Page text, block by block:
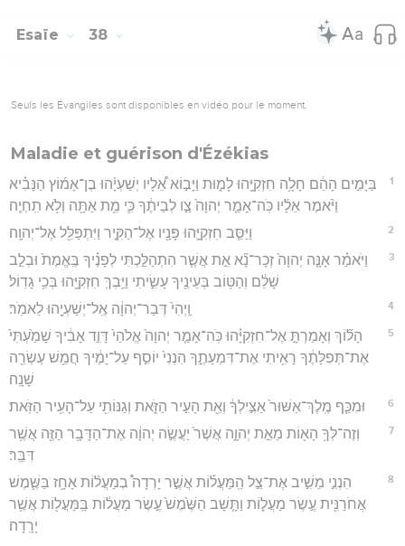
Esaïe 38
Seuls les Évangiles sont disponibles en vidéo pour le moment.
Maladie et guérison d'Ézékias
1
בַּיָּמִ֣ים הָהֵ֔ם חָלָ֥ה חִזְקִיָּ֖הוּ לָמ֑וּת וַיָּב֣וֹא אֵ֠לָיו יְשַׁעְיָ֨הוּ בֶן־אָמ֜וֹץ הַנָּבִ֗יא
וַיֹּ֨אמֶר אֵלָ֜יו כֹּֽה־אָמַ֤ר יְהוָה֙ צַ֣ו לְבֵיתֶ֔ךָ כִּ֛י מֵ֥ת אַתָּ֖ה וְלֹ֥א תִֽחְיֶֽה׃
2 וַיַּסֵּ֧ב חִזְקִיָּ֛הוּ פָּנָ֖יו אֶל־הַקִּ֑יר וַיִּתְפַּלֵּ֖ל אֶל־יְהוָֽה׃
3
וַיֹּאמַ֗ר אָנָּ֤ה יְהוָה֙ זְכָר־נָ֞א אֵ֣ת אֲשֶׁ֧ר הִתְהַלַּ֣כְתִּי לְפָנֶ֗יךָ בֶּֽאֱמֶת֙ וּבְלֵ֣ב
שָׁלֵ֔ם וְהַטּ֥וֹב בְּעֵינֶ֖יךָ עָשִׂ֑יתִי וַיֵּ֥בְךְּ חִזְקִיָּ֖הוּ בְּכִ֥י גָדֽוֹל׃
4 וַֽיְהִי֙ דְּבַר־יְהוָ֔ה אֶֽל־יְשַׁעְיָ֖הוּ לֵאמֹֽר׃
5
הָל֞וֹךְ וְאָמַרְתָּ֣ אֶל־חִזְקִיָּ֗הוּ כֹּֽה־אָמַ֤ר יְהוָה֙ אֱלֹהֵי֙ דָּוִ֣ד אָבִ֔יךָ שָׁמַ֙עְתִּי֙
אֶת־תְּפִלָּתֶ֔ךָ רָאִ֖יתִי אֶת־דִּמְעָתֶ֑ךָ הִנְנִי֙ יוֹסִ֣ף עַל־יָמֶ֔יךָ חֲמֵ֥שׁ עֶשְׂרֵ֖ה
שָׁנָֽה׃
6 וּמִכַּ֤ף מֶֽלֶךְ־אַשּׁוּר֙ אַצִּ֣ילְךָ֔ וְאֵ֖ת הָעִ֣יר הַזֹּ֑את וְגַנּוֹתִ֖י עַל־הָעִ֥יר הַזֹּֽאת׃
7
וְזֶה־לְּךָ֥ הָא֖וֹת מֵאֵ֣ת יְהוָ֑ה אֲשֶׁר֙ יַעֲשֶׂ֣ה יְהוָ֔ה אֶת־הַדָּבָ֥ר הַזֶּ֖ה אֲשֶׁ֥ר
דִּבֵּֽר׃
8
הִנְנִ֣י מֵשִׁ֣יב אֶת־צֵ֣ל הַֽמַּעֲל֡וֹת אֲשֶׁ֣ר יָרְדָה֩ בְמַעֲל֨וֹת אָחָ֥ז בַּשֶּׁ֛מֶשׁ
אֲחֹרַנִּ֖ית עֶ֣שֶׂר מַעֲל֑וֹת וַתָּ֤שָׁב הַשֶּׁ֙מֶשׁ֙ עֶ֣שֶׂר מַעֲל֔וֹת בַּֽמַּעֲל֖וֹת אֲשֶׁ֥ר
יָרָֽדָה׃